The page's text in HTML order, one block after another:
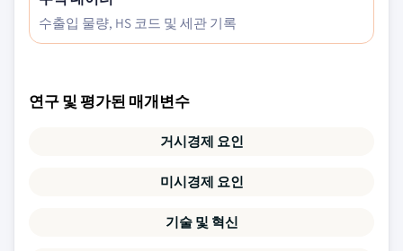
수출입 물량, HS 코드 및 세관 기록
연구 및 평가된 매개변수
거시경제 요인
미시경제 요인
기술 및 혁신